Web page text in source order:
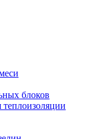
блоков